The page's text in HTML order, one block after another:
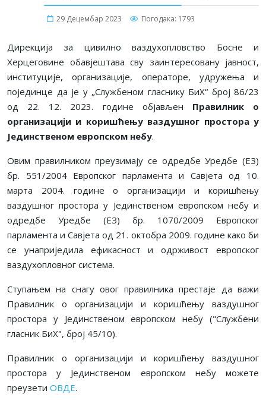
29 Децембар 2023 Погодака: 1793
Дирекција за цивилно ваздухопловство Босне и
Херцеговине обавјештава сву заинтересовану јавност,
институције, организације, операторе, удружења и
појединце да је у „Службеном гласнику БиХ“ број 86/23
од 22. 12. 2023. године објављен Правилник о
организацији и коришћењу ваздушног простора у
Jединственом европском небу.
Овим правилником преузимају се одредбе Уредбе (ЕЗ)
бр. 551/2004 Европског парламента и Савјета од 10.
марта 2004. године о организацији и коришћењу
ваздушног простора у Јединственом европском небу и
одредбе Уредбе (ЕЗ) бр. 1070/2009 Европског
парламента и Савјета од 21. октобра 2009. године како би
се унаприједила ефикасност и одрживост европског
ваздухопловног система.
Ступањем на снагу овог правилника престаје да важи
Правилник о организацији и коришћењу ваздушног
простора у Jединственом европском небу ("Службени
гласник БиХ", број 45/10).
Правилник о организацији и коришћењу ваздушног
простора у Jединственом европском небу можете
преузети ОВДЕ.